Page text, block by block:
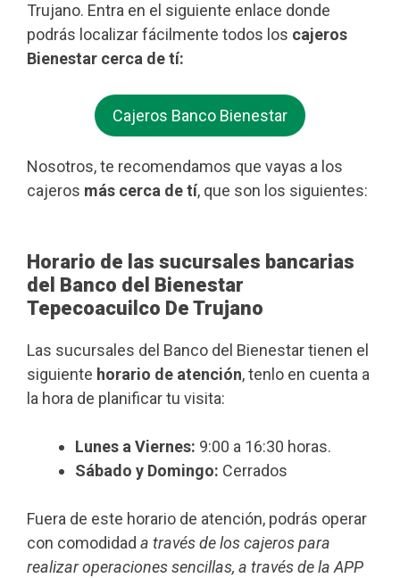
Trujano. Entra en el siguiente enlace donde
podrás localizar fácilmente todos los cajeros
Bienestar cerca de tí:
Cajeros Banco Bienestar
Nosotros, te recomendamos que vayas a los
cajeros más cerca de tí, que son los siguientes:
Horario de las sucursales bancarias
del Banco del Bienestar
Tepecoacuilco De Trujano
Las sucursales del Banco del Bienestar tienen el
siguiente horario de atención, tenlo en cuenta a
la hora de planificar tu visita:
Lunes a Viernes: 9:00 a 16:30 horas.
Sábado y Domingo: Cerrados
Fuera de este horario de atención, podrás operar
con comodidad a través de los cajeros para
realizar operaciones sencillas, a través de la APP